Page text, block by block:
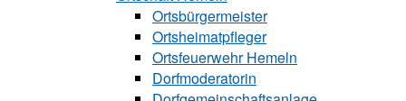
Ortsbürgermeister
Ortsheimatpfleger
Ortsfeuerwehr Hemeln
Dorfmoderatorin